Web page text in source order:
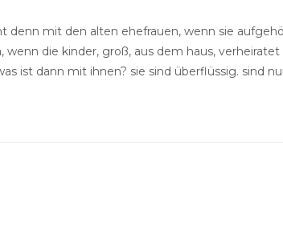
denn mit den alten ehefrauen, wenn sie
wenn die kinder, groß, aus dem haus,
ist dann mit ihnen? sie sind überflüssig. sind